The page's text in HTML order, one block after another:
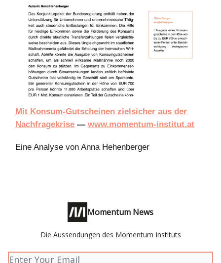
Mit Konsum-Gutscheinen zielsicher aus der
Nachfragekrise — www.momentum-institut.at
Eine Analyse von Anna Hehenberger
Momentum News
Die Aussendungen des Momentum Instituts